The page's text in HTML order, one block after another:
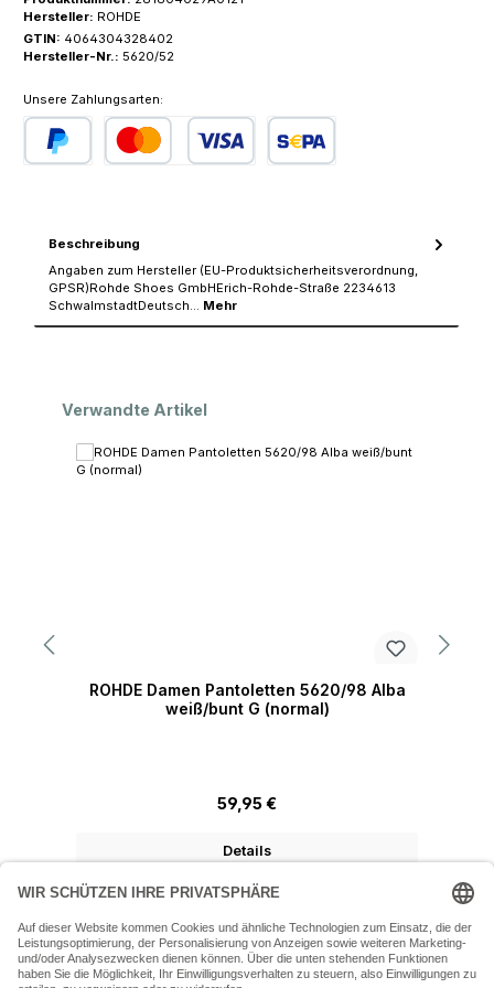
Hersteller: ROHDE
GTIN: 4064304328402
Hersteller-Nr.: 5620/52
Unsere Zahlungsarten:
Beschreibung
Angaben zum Hersteller (EU-Produktsicherheitsverordnung,
GPSR)Rohde Shoes GmbHErich-Rohde-Straße 2234613
SchwalmstadtDeutsch… Mehr
Produktgalerie überspringen
Verwandte Artikel
ROHDE Damen Pantoletten 5620/98 Alba
weiß/bunt G (normal)
Regulärer Preis:
59,95 €
Details
07243 54050 (Mo-Fr: 9.30 - 18:30 Uhr Sa: 9:30 - 16 Uhr)
SERVICE-HOTLINE